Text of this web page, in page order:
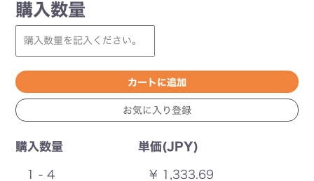
購入数量
購入数量 単価(JPY)
1 - 4
¥ 1,333.69